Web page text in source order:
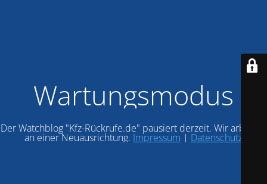
Wartungsmodus
Der Watchblog "Kfz-Rückrufe.de" pausiert derzeit. Wir arbeiten
an einer Neuausrichtung. Impressum | Datenschutz